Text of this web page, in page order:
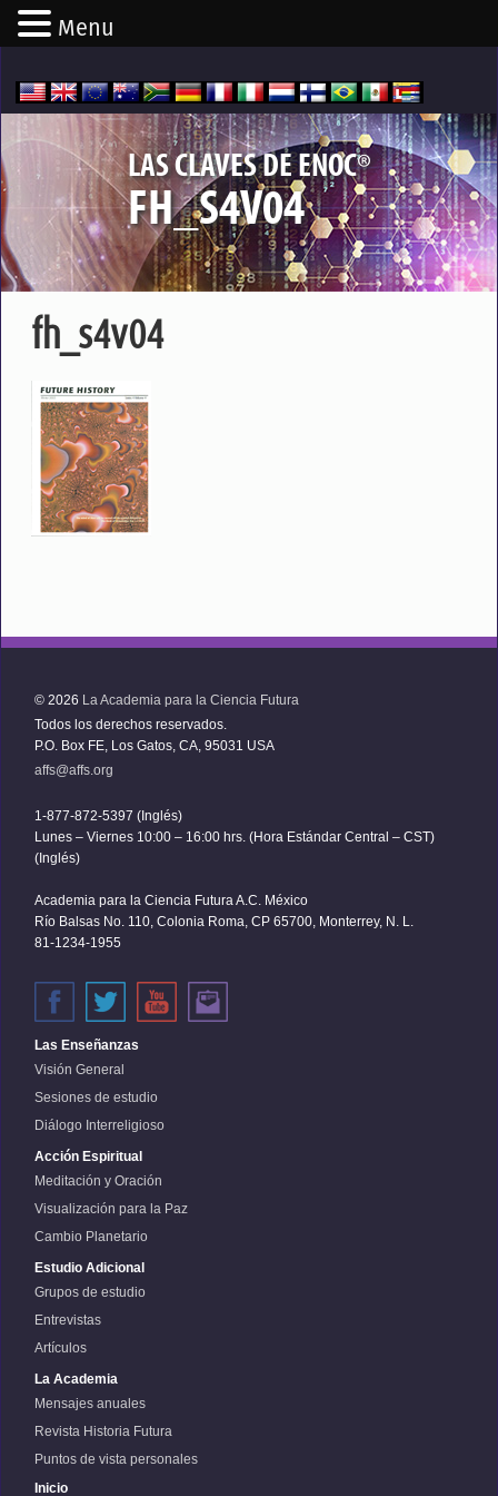
LAS CLAVES DE ENOC®
FH_S4V04
fh_s4v04
© 2026 La Academia para la Ciencia Futura
Todos los derechos reservados.
P.O. Box FE, Los Gatos, CA, 95031 USA
affs@affs.org
1-877-872-5397 (Inglés)
Lunes – Viernes 10:00 – 16:00 hrs. (Hora Estándar Central – CST)
(Inglés)
Academia para la Ciencia Futura A.C. México
Río Balsas No. 110, Colonia Roma, CP 65700, Monterrey, N. L.
81-1234-1955
Las Enseñanzas
Visión General
Sesiones de estudio
Diálogo Interreligioso
Acción Espiritual
Meditación y Oración
Visualización para la Paz
Cambio Planetario
Estudio Adicional
Grupos de estudio
Entrevistas
Artículos
La Academia
Mensajes anuales
Revista Historia Futura
Puntos de vista personales
Inicio
Menu